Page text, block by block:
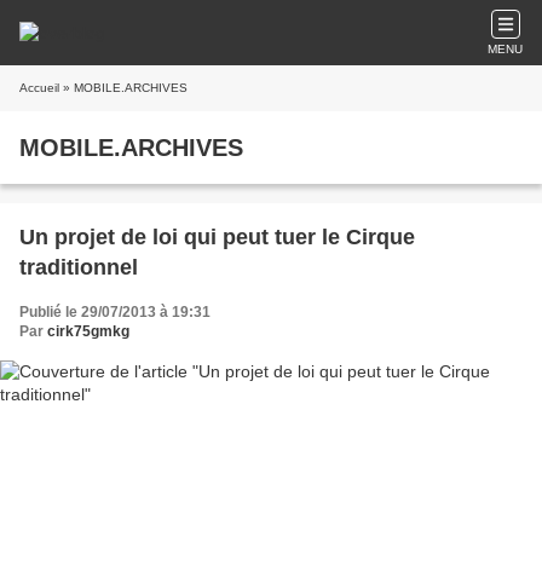
MENU
Accueil » MOBILE.ARCHIVES
MOBILE.ARCHIVES
Un projet de loi qui peut tuer le Cirque
traditionnel
Publié le 29/07/2013 à 19:31
Par cirk75gmkg